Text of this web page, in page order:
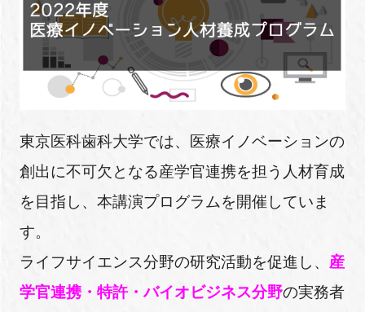
インタビュー・コラム
ニュース・掲示板
LINK-Jを知る
特別会員
施設・アクセス
FAQ
イベントお知らせメール登録
東京医科歯科大学では、医療イノベーションの
創出に不可欠となる産学官連携を担う人材育成
を目指し、本講演プログラムを開催していま
す。
ライフサイエンス分野の研究活動を促進し、 産
学官連携・特許・バイオビジネス分野の実務者